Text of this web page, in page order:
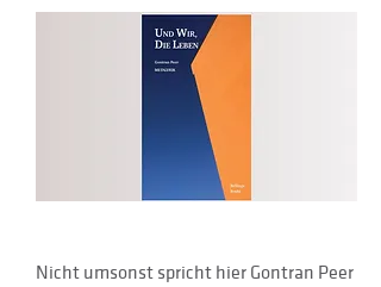
Nicht umsonst spricht hier Gontran Peer